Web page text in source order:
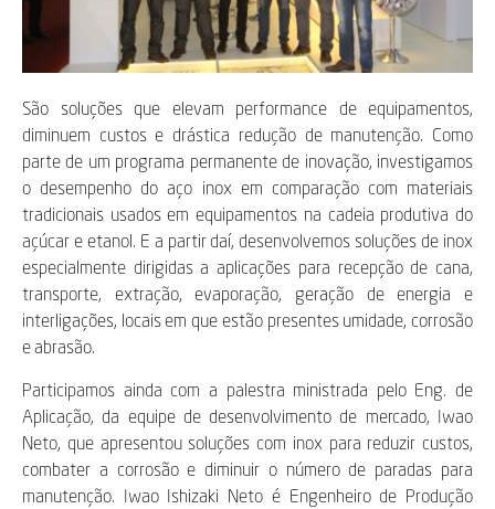
São soluções que elevam performance de equipamentos,
diminuem custos e drástica redução de manutenção. Como
parte de um programa permanente de inovação, investigamos
o desempenho do aço inox em comparação com materiais
tradicionais usados em equipamentos na cadeia produtiva do
açúcar e etanol. E a partir daí, desenvolvemos soluções de inox
especialmente dirigidas a aplicações para recepção de cana,
transporte, extração, evaporação, geração de energia e
interligações, locais em que estão presentes umidade, corrosão
e abrasão.
Participamos ainda com a palestra ministrada pelo Eng. de
Aplicação, da equipe de desenvolvimento de mercado, Iwao
Neto, que apresentou soluções com inox para reduzir custos,
combater a corrosão e diminuir o número de paradas para
manutenção. Iwao Ishizaki Neto é Engenheiro de Produção